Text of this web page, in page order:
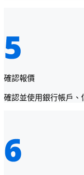
確認報價
確認並使用銀行帳戶、